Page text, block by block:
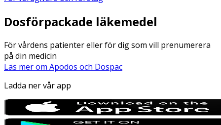
Dosförpackade läkemedel
För vårdens patienter eller för dig som vill prenumerera
på din medicin
Läs mer om Apodos och Dospac
Ladda ner vår app